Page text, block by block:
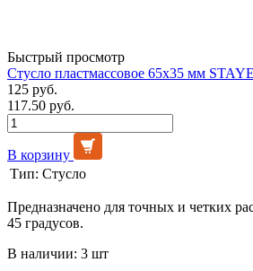
Быстрый просмотр
Стусло пластмассовое 65х35 мм
125 руб.
117.50 руб.
В корзину
Тип: Стусло
Предназначено для точных и четких
45 градусов.
В наличии: 3 шт